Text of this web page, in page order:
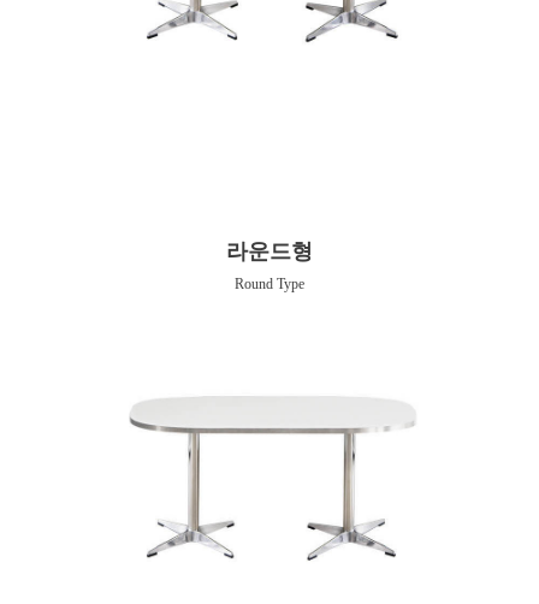
라운드형
Round Type